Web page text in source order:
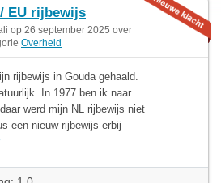
EU rijbewijs
op 26 september 2025 over
Overheid
rijbewijs in Gouda gehaald.
In 1977 ben ik naar
werd mijn NL rijbewijs niet
een nieuw rijbewijs erbij